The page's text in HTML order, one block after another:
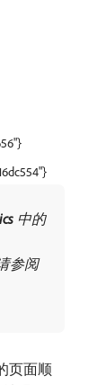
​中的
参阅
页面顺